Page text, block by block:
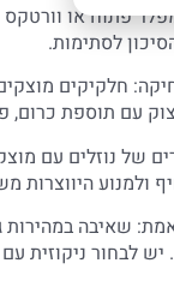
פתוח או
לסתימות.
חלקיקים
עם תוספת כרום,
ולמנוע היווצרות
שאיבה במהירות
לבחור ניקוזית